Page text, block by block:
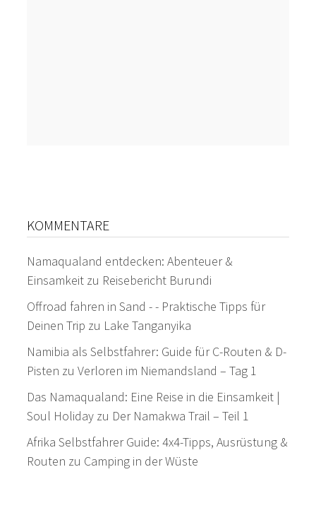
KOMMENTARE
Namaqualand entdecken: Abenteuer &
Einsamkeit zu Reisebericht Burundi
Offroad fahren in Sand - - Praktische Tipps für
Deinen Trip zu Lake Tanganyika
Namibia als Selbstfahrer: Guide für C-Routen & D-
Pisten zuVerloren im Niemandsland – Tag 1
Das Namaqualand: Eine Reise in die Einsamkeit |
Soul Holiday zu Der Namakwa Trail – Teil 1
Afrika Selbstfahrer Guide: 4x4-Tipps, Ausrüstung &
Routen zu Camping in der Wüste